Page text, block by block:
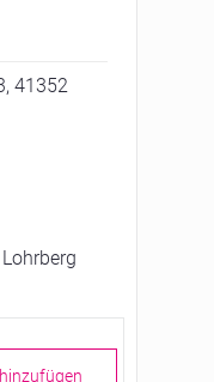
41352